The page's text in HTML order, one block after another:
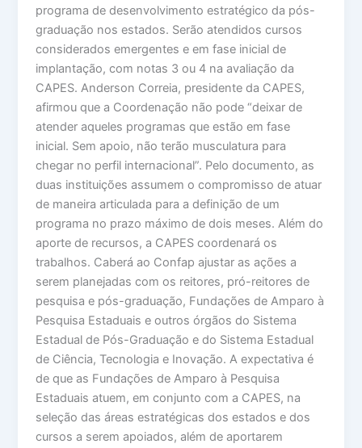
programa de desenvolvimento estratégico da pós-
graduação nos estados. Serão atendidos cursos
considerados emergentes e em fase inicial de
implantação, com notas 3 ou 4 na avaliação da
CAPES. Anderson Correia, presidente da CAPES,
afirmou que a Coordenação não pode “deixar de
atender aqueles programas que estão em fase
inicial. Sem apoio, não terão musculatura para
chegar no perfil internacional”. Pelo documento, as
duas instituições assumem o compromisso de atuar
de maneira articulada para a definição de um
programa no prazo máximo de dois meses. Além do
aporte de recursos, a CAPES coordenará os
trabalhos. Caberá ao Confap ajustar as ações a
serem planejadas com os reitores, pró-reitores de
pesquisa e pós-graduação, Fundações de Amparo à
Pesquisa Estaduais e outros órgãos do Sistema
Estadual de Pós-Graduação e do Sistema Estadual
de Ciência, Tecnologia e Inovação. A expectativa é
de que as Fundações de Amparo à Pesquisa
Estaduais atuem, em conjunto com a CAPES, na
seleção das áreas estratégicas dos estados e dos
cursos a serem apoiados, além de aportarem